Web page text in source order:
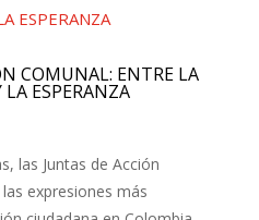
COMUNAL: ENTRE LA
ESPERANZA
las Juntas de Acción
expresiones más